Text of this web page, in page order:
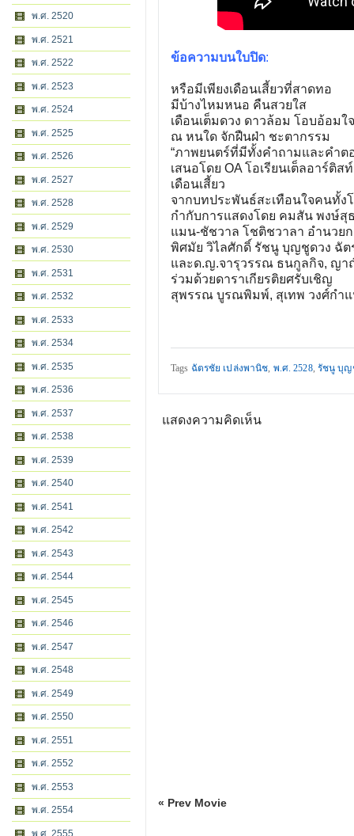
พ.ศ. 2520
พ.ศ. 2521
พ.ศ. 2522
พ.ศ. 2523
พ.ศ. 2524
พ.ศ. 2525
พ.ศ. 2526
พ.ศ. 2527
พ.ศ. 2528
พ.ศ. 2529
พ.ศ. 2530
พ.ศ. 2531
พ.ศ. 2532
พ.ศ. 2533
พ.ศ. 2534
พ.ศ. 2535
พ.ศ. 2536
พ.ศ. 2537
พ.ศ. 2538
พ.ศ. 2539
พ.ศ. 2540
พ.ศ. 2541
พ.ศ. 2542
พ.ศ. 2543
พ.ศ. 2544
พ.ศ. 2545
พ.ศ. 2546
พ.ศ. 2547
พ.ศ. 2548
พ.ศ. 2549
พ.ศ. 2550
พ.ศ. 2551
พ.ศ. 2552
พ.ศ. 2553
พ.ศ. 2554
พ.ศ. 2555
ข้อความบนใบปิด:
หรือมีเพียงเดือนเสี้ยวที่สาดทอ
มีบ้างไหมหนอ คืนสวยใส
เดือนเต็มดวง ดาวล้อม โอบอ้อมใจ
ณ หนใด จักฝืนฝ่า ชะตากรรม
“ภาพยนตร์ที่มีทั้งคำถามและคำต
เสนอโดย OA โอเรียนเต็ลอาร์ติ
เดือนเสี้ยว
จากบทประพันธ์สะเทือนใจคนทั้งโ
กำกับการแสดงโดย คมสัน พงษ์สุ
แมน-ชัชวาล โชติชวาลา อำนวยก
พิศมัย วิไลศักดิ์ รัชนู บุญชูดวง ฉัต
และด.ญ.จารุวรรณ ธนกูลกิจ, ญา
ร่วมด้วยดาราเกียรติยศรับเชิญ
สุพรรณ บูรณพิมพ์, สุเทพ วงศ์กำ
Tags ฉัตรชัย เปล่งพานิช, พ.ศ. 2528, รัชนู บุญ
แสดงความคิดเห็น
« Prev Movie